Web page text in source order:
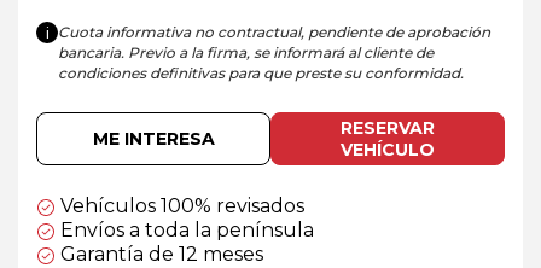
i Cuota informativa no contractual, pendiente de aprobación
bancaria. Previo a la firma, se informará al cliente de
condiciones definitivas para que preste su conformidad.
ME INTERESA
RESERVAR
VEHÍCULO
Vehículos 100% revisados
Envíos a toda la península
Garantía de 12 meses